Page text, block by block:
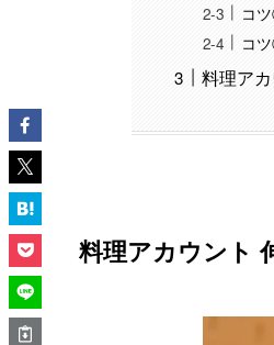
コ
コ
料理ア
料理アカウント